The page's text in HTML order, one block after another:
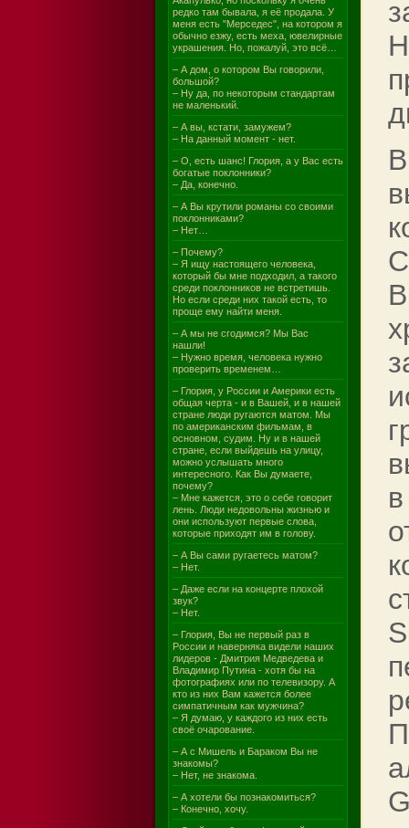
редко там бывала, я её продала. У
меня есть "Мерседес", на котором я
обычно езжу, есть меха, ювелирные
украшения. Но, пожалуй, это всё…
– А дом, о котором Вы говорили,
большой?
– Ну да, по некоторым стандартам
не маленький.
– А вы, кстати, замужем?
– На данный момент - нет.
– О, есть шанс! Глория, а у Вас есть
богатые поклонники?
– Да, конечно.
– А Вы крутили романы со своими
поклонниками?
– Нет…
– Почему?
– Я ищу настоящего человека,
который бы мне подходил, а такого
среди поклонников не встретишь.
Но если среди них такой есть, то
проще ему найти меня.
– А мы не сгодимся? Мы Вас
нашли!
– Нужно время, человека нужно
проверить временем…
– Глория, у России и Америки есть
общая черта - и в Вашей, и в нашей
стране люди ругаются матом. Мы
по американским фильмам, в
основном, судим. Ну и в нашей
стране, если выйдешь на улицу,
можно услышать много
интересного. Как Вы думаете,
почему?
– Мне кажется, это о себе говорит
лень. Люди недовольны жизнью и
они используют первые слова,
которые приходят им в голову.
– А Вы сами ругаетесь матом?
– Нет.
– Даже если на концерте плохой
звук?
– Нет.
– Глория, Вы не первый раз в
России и наверняка видели наших
лидеров - Дмитрия Медведева и
Владимир Путина - хотя бы на
фотографиях или по телевизору. А
кто из них Вам кажется более
симпатичным как мужчина?
– Я думаю, у каждого из них есть
своё очарование.
– А с Мишель и Бараком Вы не
знакомы?
– Нет, не знакома.
– А хотели бы познакомиться?
– Конечно, хочу.